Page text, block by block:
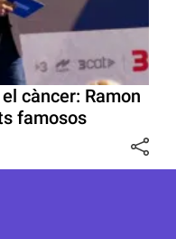
càncer: Ramon
famosos